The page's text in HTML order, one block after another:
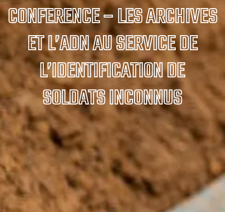
CONFERENCE – LES ARCHIVES
ET L’ADN AU SERVICE DE
L’IDENTIFICATION DE
SOLDATS INCONNUS